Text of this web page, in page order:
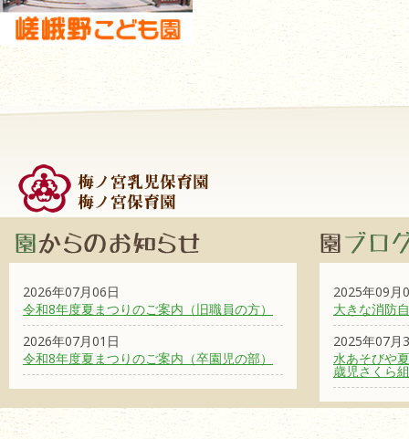
2026年07月06日
令和8年度夏まつりのご案内（旧職員の方）
2026年07月01日
令和8年度夏まつりのご案内（卒園児の部）
2025年09月
大きな消防
2025年07月
水あそびや
歳児さくら